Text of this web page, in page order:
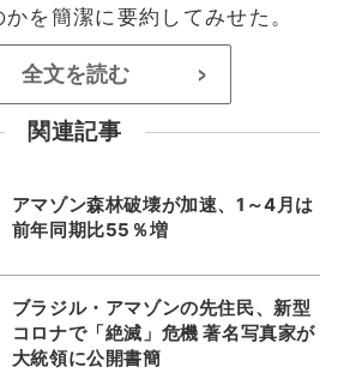
を簡潔に要約してみせた。
全文を読む >
関連記事
アマゾン森林破壊が加速、1～4月は
前年同期比55％増
ブラジル・アマゾンの先住民、新型
コロナで「絶滅」危機 著名写真家が
大統領に公開書簡